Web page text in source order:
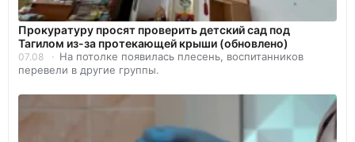
Прокуратуру просят проверить детский сад под
Тагилом из-за протекающей крыши (обновлено)
07.08
На потолке появилась плесень, воспитанников
перевели в другие группы.